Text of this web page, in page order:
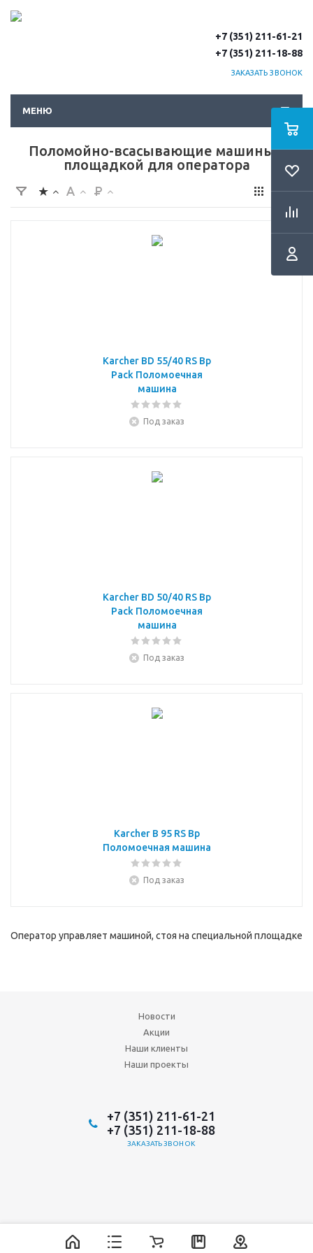
+7 (351) 211-61-21
+7 (351) 211-18-88
ЗАКАЗАТЬ ЗВОНОК
МЕНЮ
Поломойно-всасывающие машины с
площадкой для оператора
Karcher BD 55/40 RS Bp
Pack Поломоечная
машина
Под заказ
Karcher BD 50/40 RS Bp
Pack Поломоечная
машина
Под заказ
Karcher B 95 RS Bp
Поломоечная машина
Под заказ
Оператор управляет машиной, стоя на специальной площадке
Новости
Акции
Наши клиенты
Наши проекты
+7 (351) 211-61-21
+7 (351) 211-18-88
ЗАКАЗАТЬ ЗВОНОК
2026 © ООО "Аврора-ИнтерТрейд"
ИТ-аутсорсинг, разработка и